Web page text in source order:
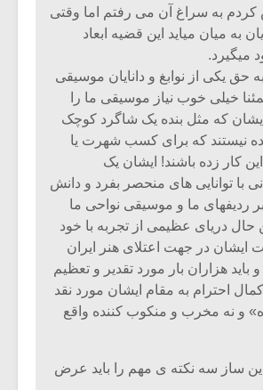
به سراغ آن می رفتم اما وقتی
به میان میاید این قضیه ابعاد
میگیرد.
حق یکی از نوابغ و دانایان موسیقی
خیلی خوب نیاز موسیقی ما را
که مثل بنده یک شاگرد کوچک
نیستند که برای کسب شهرت یا
کار زده باشند! ایشان یک
با توانایی های منحصر بفرد و دانش
ردیفهای ما و موسیقی نواحی ما
حال دریای عظیمی از تجربه با خود
ایشان در جهت اعتلای هنر ایران
و باید هزاران بار مورد تقدیر و تعظیم
کمال احترام به مقام ایشان مورد نقد
و نه مخرب و منکوب کننده واقع
ساز سه نکته ی مهم را باید عرض